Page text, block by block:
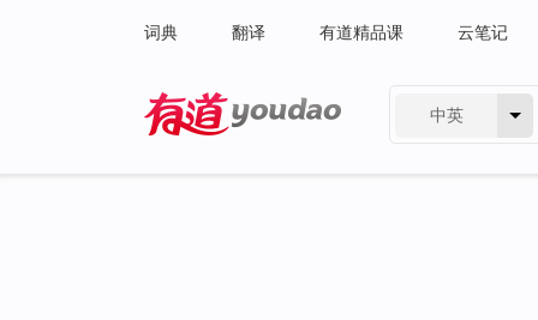
词典 翻译 有道精品课 云笔记
中英